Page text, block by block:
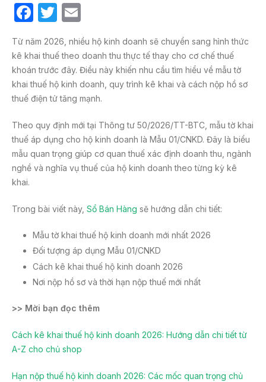
F
c
e
b
o
o
k
T
itt
er
m
ail
Từ năm 2026, nhiều hộ kinh doanh sẽ chuyển sang hình thức
kê khai thuế theo doanh thu thực tế thay cho cơ chế thuế
khoán trước đây. Điều này khiến nhu cầu tìm hiểu về mẫu tờ
khai thuế hộ kinh doanh, quy trình kê khai và cách nộp hồ sơ
thuế điện tử tăng mạnh.
Theo quy định mới tại Thông tư 50/2026/TT-BTC, mẫu tờ khai
thuế áp dụng cho hộ kinh doanh là Mẫu 01/CNKD. Đây là biểu
mẫu quan trọng giúp cơ quan thuế xác định doanh thu, ngành
nghề và nghĩa vụ thuế của hộ kinh doanh theo từng kỳ kê
khai.
Trong bài viết này, Sổ Bán Hàng sẽ hướng dẫn chi tiết:
Mẫu tờ khai thuế hộ kinh doanh mới nhất 2026
Đối tượng áp dụng Mẫu 01/CNKD
Cách kê khai thuế hộ kinh doanh 2026
Nơi nộp hồ sơ và thời hạn nộp thuế mới nhất
>> Mời bạn đọc thêm
Cách kê khai thuế hộ kinh doanh 2026: Hướng dẫn chi tiết từ
A-Z cho chủ shop
Hạn nộp thuế hộ kinh doanh 2026: Các mốc quan trọng chủ